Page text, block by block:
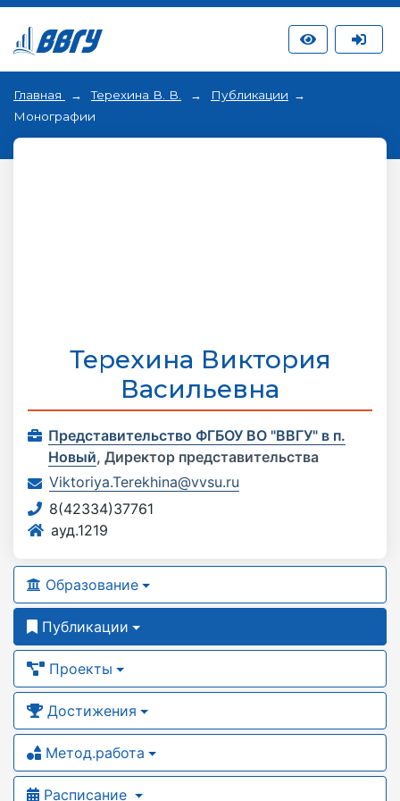
Главная Терехина В. В.
Публикации
Монографии
Терехина Виктория
Васильевна
Представительство ФГБОУ ВО "ВВГУ" в п.
Новый, Директор представительства
Viktoriya.Terekhina@vvsu.ru
8(42334)37761
ауд.1219
Образование
Публикации
Проекты
Достижения
Метод.работа
Расписание